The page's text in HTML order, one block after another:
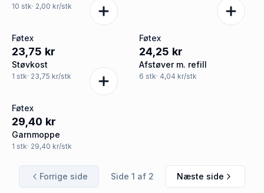
10 stk· 2,00 kr/stk
Føtex
23,75 kr
Støvkost
1 stk· 23,75 kr/stk
Føtex
24,25 kr
Afstøver m. refill
6 stk· 4,04 kr/stk
Føtex
29,40 kr
Garnmoppe
1 stk· 29,40 kr/stk
Forrige side Side 1 af 2 Næste side